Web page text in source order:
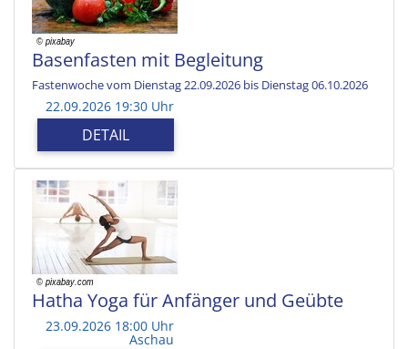
Basenfasten mit Begleitung
Fastenwoche vom Dienstag 22.09.2026 bis Dienstag 06.10.2026
22.09.2026 19:30 Uhr
DETAIL
Hatha Yoga für Anfänger und Geübte
23.09.2026 18:00 Uhr
Aschau